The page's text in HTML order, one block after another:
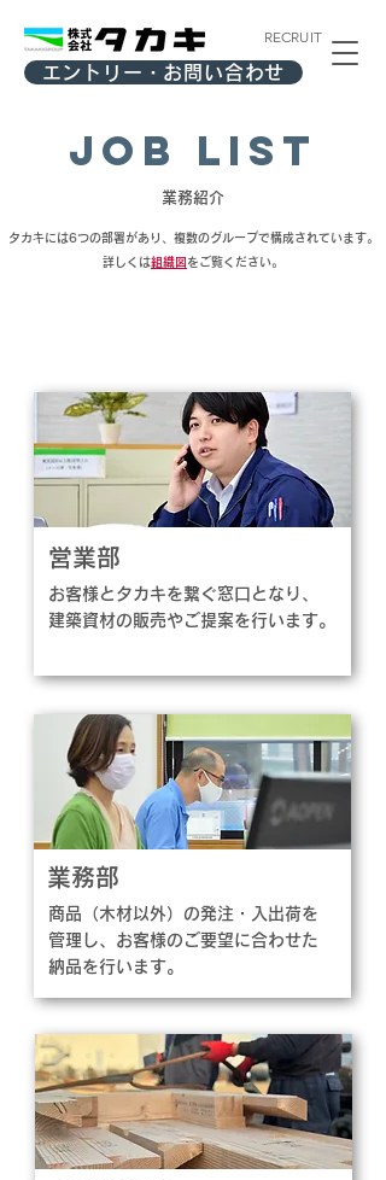
RECRUIT
エントリー・お問い合わせ
Job List
業務紹介
タカキには6つの部署があり、複数のグループで構成されています。
​詳しくは組織図 をご覧ください。
​営業部
お客様とタカキを繋ぐ窓口となり、
建築資材の販売やご提案を行います。
​業務部
商品（木材以外）の発注・入出荷を
管理し、お客様のご要望に合わせた
納品を行います。